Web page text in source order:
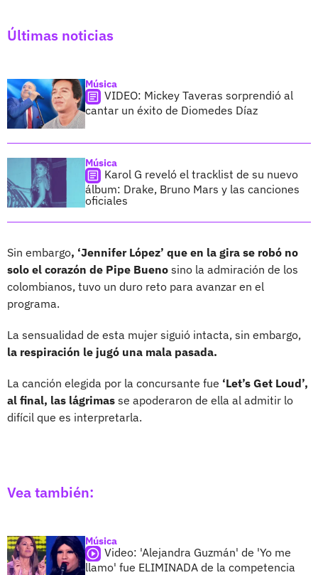
Últimas noticias
Música
VIDEO: Mickey Taveras sorprendió al
cantar un éxito de Diomedes Díaz
Música
Karol G reveló el tracklist de su nuevo
álbum: Drake, Bruno Mars y las canciones
oficiales
Sin embargo, ‘Jennifer López’ que en la gira se robó no
solo el corazón de Pipe Bueno sino la admiración de los
colombianos, tuvo un duro reto para avanzar en el
programa.
La sensualidad de esta mujer siguió intacta, sin embargo,
la respiración le jugó una mala pasada.
La canción elegida por la concursante fue ‘Let’s Get Loud’,
al final, las lágrimas se apoderaron de ella al admitir lo
difícil que es interpretarla.
Vea también:
Música
Video: 'Alejandra Guzmán' de 'Yo me
llamo' fue ELIMINADA de la competencia